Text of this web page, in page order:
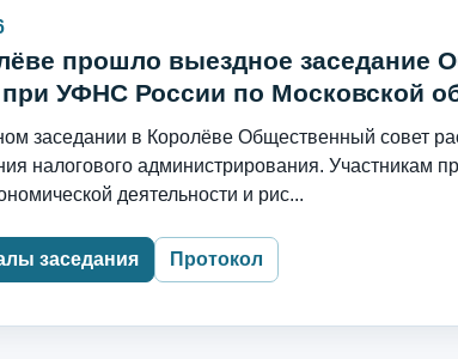
прошло выездное заседание
при УФНС России по Московской
заседании в Королёве Общественный совет
налогового администрирования. Участникам
деятельности и рис...
заседания Протокол